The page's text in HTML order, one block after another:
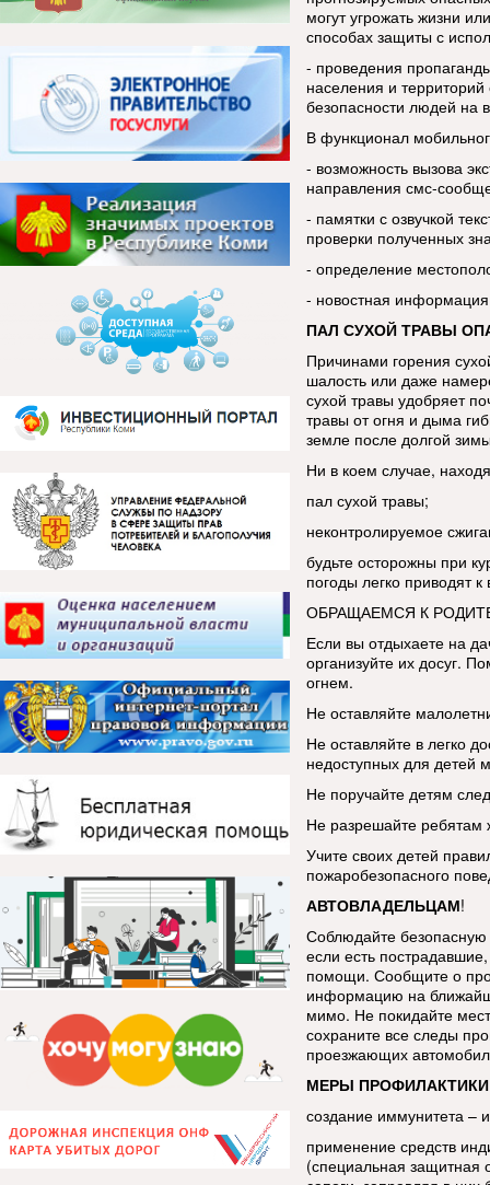
могут угрожать жизни
способах защиты с
- проведения
населения и
безопасности людей на
В функционал
- возможность вызова
направления смс-
- памятки с озвучкой
проверки полученных
- определение
- новостная
ПАЛ СУХОЙ ТРАВЫ
Причинами горения
шалость или даже
сухой травы удобряет
травы от огня и дыма
земле после долгой
Ни в коем случае,
пал сухой травы;
неконтролируемое
будьте осторожны при
погоды легко приводят
ОБРАЩАЕМСЯ К
Если вы отдыхаете на
организуйте их досуг.
огнем.
Не оставляйте
Не оставляйте в легко
недоступных для детей
Не поручайте детям
Не разрешайте ребятам
Учите своих детей
пожаробезопасного
АВТОВЛАДЕЛЬЦАМ!
Соблюдайте
если есть
помощи. Сообщите о
информацию на
мимо. Не покидайте
сохраните все следы
проезжающих
МЕРЫ
создание иммунитета –
применение средств
(специальная защитная